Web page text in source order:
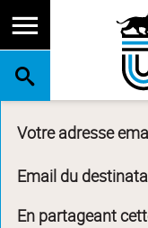
RECHERCHE
Votre adresse
Email du
En partageant